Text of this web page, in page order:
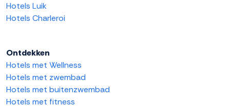
Hotels Luik
Hotels Charleroi
Ontdekken
Hotels met Wellness
Hotels met zwembad
Hotels met buitenzwembad
Hotels met fitness